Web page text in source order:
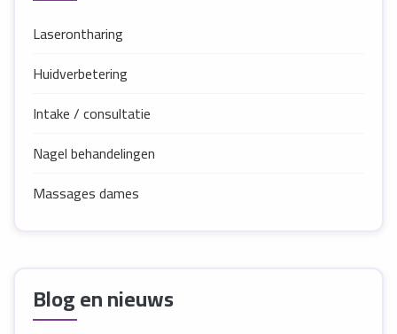
Laserontharing
Huidverbetering
Intake / consultatie
Nagel behandelingen
Massages dames
Blog en nieuws